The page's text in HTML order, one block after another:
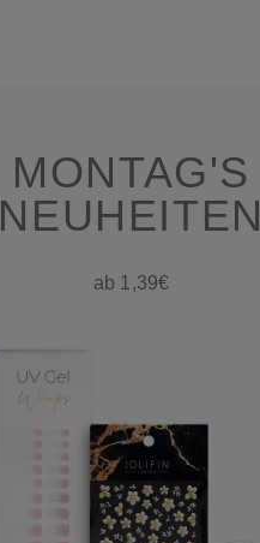
MONTAG'S
NEUHEITEN
ab 1,39€